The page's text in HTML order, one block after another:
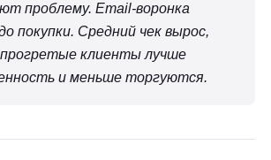
проблему. Email-воронка
покупки. Средний чек вырос,
клиенты лучше
и меньше торгуются.